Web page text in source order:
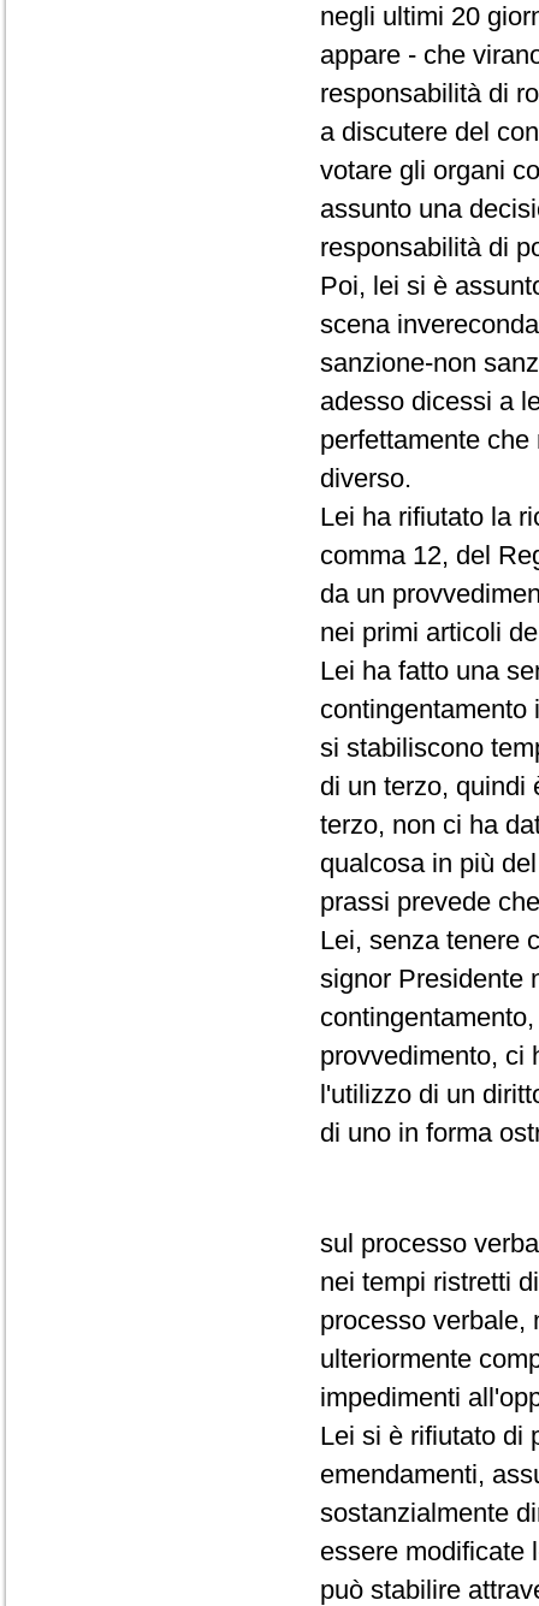
negli ultimi 20
appare - che
responsabilità di
a discutere del
votare gli organi
assunto una
responsabilità di
Poi, lei si è
scena
sanzione-non
adesso dicessi a
perfettamente
diverso.
Lei ha rifiutato la
comma 12, del
da un
nei primi articoli
Lei ha fatto una
contingentamento
si stabiliscono
di un terzo, quindi
terzo, non ci ha
qualcosa in più
prassi prevede
Lei, senza tenere
signor Presidente
provvedimento, ci
l'utilizzo di un
di uno in forma
sul processo
nei tempi ristretti
processo verbale,
ulteriormente
impedimenti
Lei si è rifiutato di
emendamenti,
sostanzialmente
essere modificate
può stabilire